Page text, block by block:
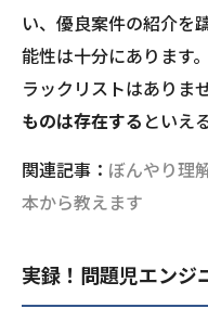
い、優良案件の紹介を
能性は十分にあります
ラックリストはありま
ものは存在する といえ
関連記事： ぼんやり理
本から教えます
実録！問題児エンジ